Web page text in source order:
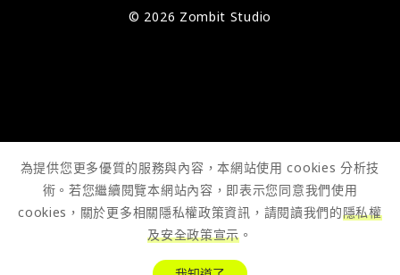
© 2026 Zombit Studio
為提供您更多優質的服務與內容，本網站使用 cookies 分析技
術。若您繼續閱覽本網站內容，即表示您同意我們使用
cookies，關於更多相關隱私權政策資訊，請閱讀我們的隱私權
及安全政策宣示 。